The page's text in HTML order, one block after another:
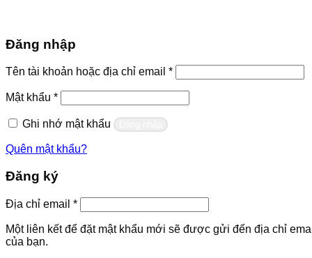
Đăng nhập
Tên tài khoản hoặc địa chỉ email *Bắt
buộc
Mật khẩu *Bắt
buộc
Ghi nhớ mật khẩu
Quên mật khẩu?
Đăng ký
Địa chỉ email *Bắt
buộc
Một liên kết để đặt mật khẩu mới sẽ được gửi đến địa chỉ
của bạn.